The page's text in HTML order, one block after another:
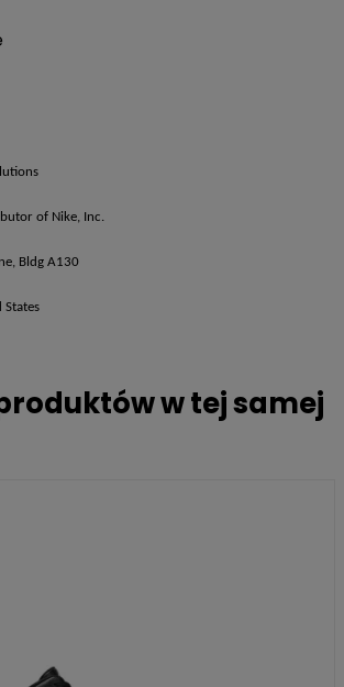
of Nike, Inc.
Bldg A130
States
w tej samej